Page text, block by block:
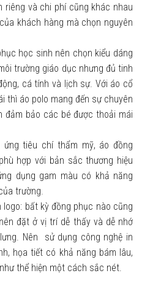
riêng và chi phí cũng khác nhau
khách hàng mà chọn nguyên
học sinh nên chọn kiểu dáng
trường giáo dục nhưng đủ tinh
cá tính và lịch sự. Với áo cổ
thì áo polo mang đến sự chuyên
đảm bảo các bé được thoải mái
tiêu chí thẩm mỹ, áo đồng
hợp với bản sắc thương hiệu
dụng gam màu có khả năng
trường.
logo: bất kỳ đồng phục nào cũng
đặt ở vị trí dễ thấy và dễ nhớ
Nên sử dụng công nghệ in
họa tiết có khả năng bám lâu,
thể hiện một cách sắc nét.